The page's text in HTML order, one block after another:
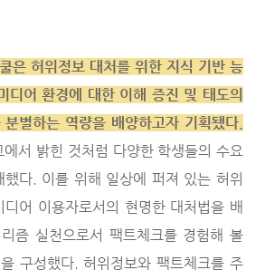
은 허위정보 대처를 위한 지식 기반 능
디어 환경에 대한 이해 증진 및 태도의
별하는 역량을 배양하고자 기획됐다
서 밝힌 것처럼 다양한 학생들의 수요
다. 이를 위해 일상에 퍼져 있는 허위
어 이용자로서의 현명한 대처법을 배
즘 실천으로서 팩트체크를 경험해 볼
구성했다. 허위정보와 팩트체크를 주